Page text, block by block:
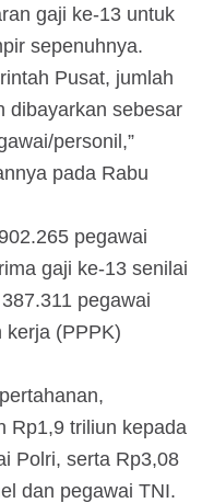
gaji ke-13 untuk
sepenuhnya.
Pusat, jumlah
dibayarkan sebesar
personil,”
pada Rabu
pegawai
gaji ke-13 senilai
pegawai
kerja (PPPK)
Rp1,9 triliun kepada
Polri, serta Rp3,08
dan pegawai TNI.